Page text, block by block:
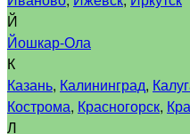
Й
Йошкар-Ола
К
Казань, Калининград,
Кострома, Красногорск,
Л